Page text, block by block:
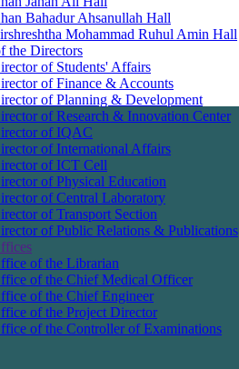
Bahadur Ahsanullah Hall
Mohammad Ruhul Amin Hall
the Directors
of Students' Affairs
of Finance & Accounts
of Planning & Development
of Research & Innovation Center
of IQAC
of International Affairs
of ICT Cell
of Physical Education
of Central Laboratory
of Transport Section
of Public Relations & Publications
of the Librarian
of the Chief Medical Officer
of the Chief Engineer
of the Project Director
of the Controller of Examinations